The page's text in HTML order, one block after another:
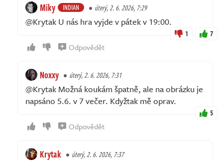
Miky INDIAN úterý, 2. 6. 2026, 7:29
@Krytak U nás hra vyjde v pátek v 19:00.
1 7
Odpovědět
Noxxy úterý, 2. 6. 2026, 7:31
@Krytak Možná koukám špatně, ale na obrázku je
napsáno 5.6. v 7 večer. Kdyžtak mě oprav.
5
Odpovědět
Krytak úterý, 2. 6. 2026, 7:37